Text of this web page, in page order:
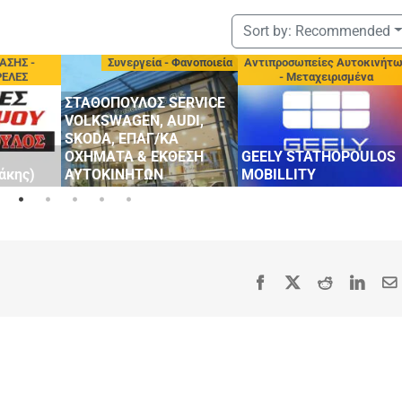
Sort by: Recommended
-
Συνεργεία - Φανοποιεία
ΣΤΑΘΟΠΟΥΛΟΣ SERVICE
VOLKSWAGEN, AUDI,
SKODA, ΕΠΑΓ/ΚΑ
ΟΧΗΜΑΤΑ & ΕΚΘΕΣΗ
ΑΥΤΟΚΙΝΗΤΩΝ
Αντιπροσωπείες
- Μεταχειρισμένα
GEELY STATHOPOULOS
MOBILLITY
Facebook Reddit